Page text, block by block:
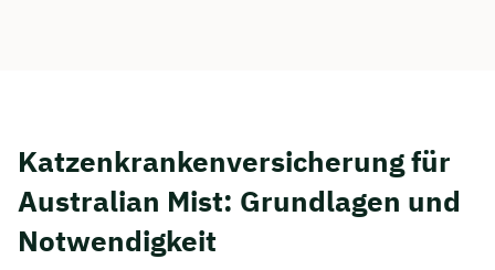
Katzenkrankenversicherung für
Australian Mist: Grundlagen und
Notwendigkeit